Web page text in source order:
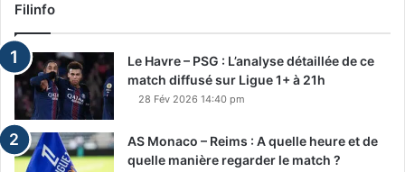
Filinfo
Le Havre – PSG : L’analyse détaillée de ce
match diffusé sur Ligue 1+ à 21h
28 Fév 2026 14:40 pm
AS Monaco – Reims : A quelle heure et de
quelle manière regarder le match ?